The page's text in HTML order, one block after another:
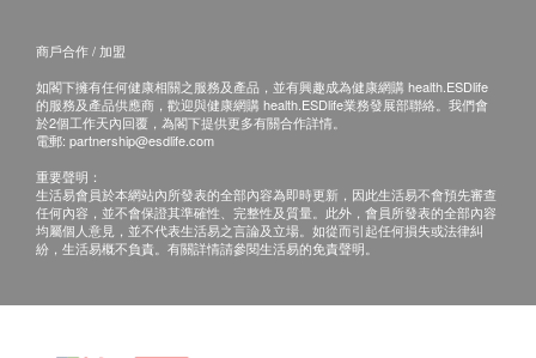
大便隱血
報告
醫生講解報告
誤。
樣本不完整或提交錯誤：若樣本不足、標籤錯誤或
技術或設備問題：如遇實驗室設備維修或校準等突
發情況，可能暫時影響檢測進度。
商戶合作 / 加盟
如閣下擁有任何健康相關之服務及產品，並有興趣成為健康網購 health.ESDlife
的服務及產品供應商，歡迎與健康網購 health.ESDlife業務發展部聯絡。我們會
於2個工作天內回覆，為閣下提供更多有關合作詳情。
電郵: partnership@esdlife.com
重要聲明：
生活易會員於本網站內所發表的全部內容為即時更新，因此生活易不會預先審查
任何內容，並不會保證其準確性、完整性及質量。此外，會員所發表的全部內容
均屬個人意見，並不代表生活易之言論及立場。如從而引起任何損失或法律糾
紛，生活易概不負責。有關詳情請參閱生活易的免責聲明。